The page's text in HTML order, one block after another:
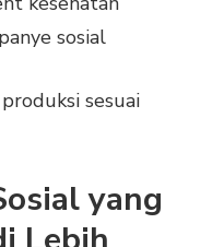
sosial
sesuai
yang